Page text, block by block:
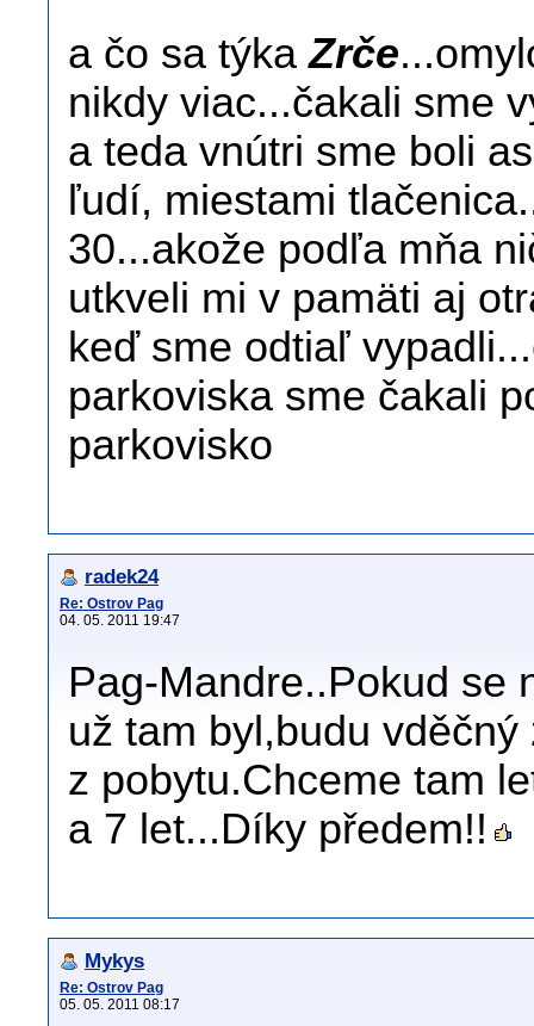
a čo sa týkaZrče
nikdy viac...čakali sme
a teda vnútri sme boli
ľudí, miestami
30...akože podľa mňa
utkveli mi v pamäti aj
keď sme odtiaľ
parkoviska sme čakali
parkovisko
radek24
Re: Ostrov Pag
04. 05. 2011 19:47
Pag-Mandre..Pokud se
už tam byl,budu
z pobytu.Chceme tam
a 7 let...Díky předem!!
Mykys
Re: Ostrov Pag
05. 05. 2011 08:17